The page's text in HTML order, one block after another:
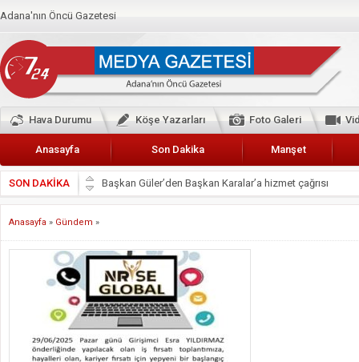
Adana'nın Öncü Gazetesi
Hava Durumu Köşe Yazarları Foto Galeri
Anasayfa Son Dakika Manşet
SON DAKİKA
Başkan Güler’den Başkan Karalar’a hizmet çağrısı
Lokantacılar ve Kebapçılar Esnaf Odası Başkanı Şefik
HDP İL BİNASININ ÖNÜNDE ANNELER TARİH
CEYHAN TİCARET ODASI
Hainler emellerine asla erişemeyecekler
BÖLGEMİZ ÇUKUROVA’DA 2019 YILI PAMUK
İyi Parti Yüreğir İlçe Başkanı Enis Akyürek
Anasayfa » Gündem »